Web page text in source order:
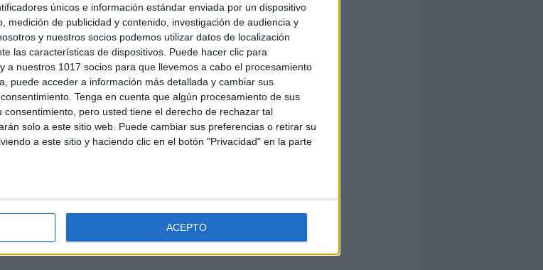
únicos e información estándar enviada por un dispositivo
medición de publicidad y contenido, investigación de audiencia y
y nuestros socios podemos utilizar datos de localización
las características de dispositivos. Puede hacer clic para
a nuestros 1017 socios para que llevemos a cabo el procesamiento
puede acceder a información más detallada y cambiar sus
Tenga en cuenta que algún procesamiento de sus
pero usted tiene el derecho de rechazar tal
solo a este sitio web. Puede cambiar sus preferencias o retirar su
a este sitio y haciendo clic en el botón "Privacidad" en la parte
ACEPTO